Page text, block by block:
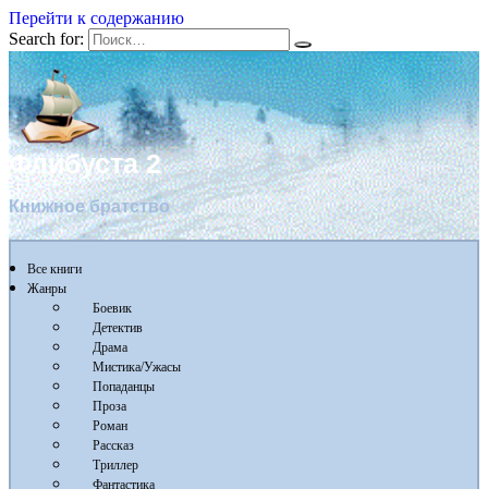
Перейти к содержанию
Search for:
Флибуста 2
Книжное братство
Все книги
Жанры
Боевик
Детектив
Драма
Мистика/Ужасы
Попаданцы
Проза
Роман
Рассказ
Триллер
Фантастика